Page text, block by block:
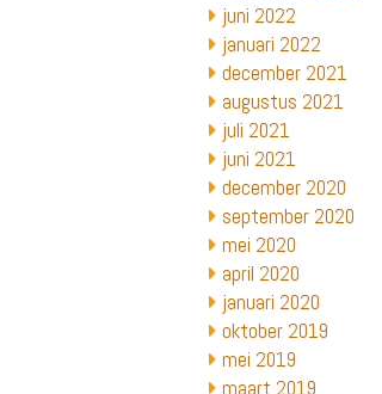
juni 2022
januari 2022
december 2021
augustus 2021
juli 2021
juni 2021
december 2020
september 2020
mei 2020
april 2020
januari 2020
oktober 2019
mei 2019
maart 2019